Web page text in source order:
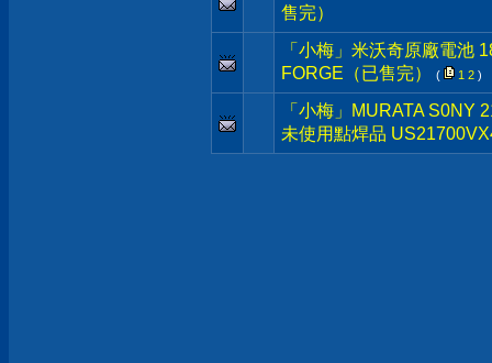
售完）
「小梅」米沃奇原廠電池
FORGE（已售完）
( 1 2 )
「小梅」MURATA S0NY
未使用點焊品